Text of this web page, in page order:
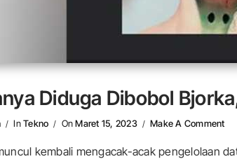
Diduga Dibobol
InTekno OnMaret 15, 2023 Make A Comment
kembali mengacak-acak pengelolaan